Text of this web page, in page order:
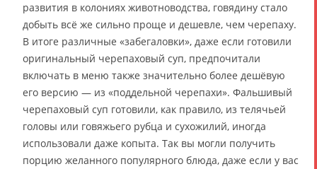
развития в колониях животноводства, говядину стало
добыть всё же сильно проще и дешевле, чем черепаху.
В итоге различные «забегаловки», даже если готовили
оригинальный черепаховый суп, предпочитали
включать в меню также значительно более дешёвую
его версию — из «поддельной черепахи». Фальшивый
черепаховый суп готовили, как правило, из телячьей
головы или говяжьего рубца и сухожилий, иногда
использовали даже копыта. Так вы могли получить
порцию желанного популярного блюда, даже если у вас